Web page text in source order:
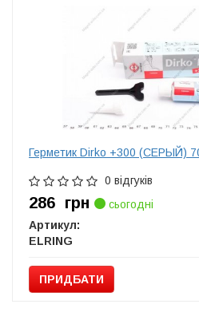
Герметик Dirko +300 (СЕРЫЙ)
0 відгуків
286 грн
сьогодні
Артикул:
ELRING
ПРИДБАТИ